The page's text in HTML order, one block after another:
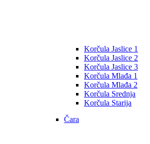
Korčula Jaslice 1
Korčula Jaslice 2
Korčula Jaslice 3
Korčula Mlađa 1
Korčula Mlađa 2
Korčula Srednja
Korčula Starija
Čara